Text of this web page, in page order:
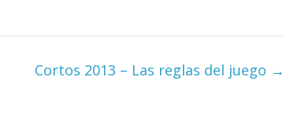
Cortos 2013 – Las reglas del juego →